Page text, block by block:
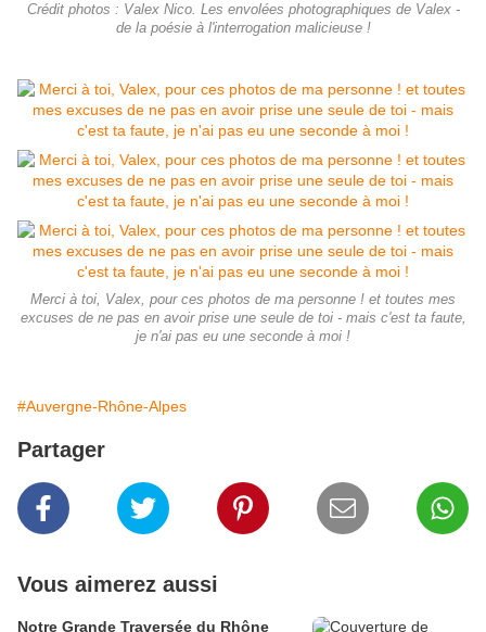
Crédit photos : Valex Nico. Les envolées photographiques de Valex -
de la poésie à l'interrogation malicieuse !
Merci à toi, Valex, pour ces photos de ma personne ! et toutes mes
excuses de ne pas en avoir prise une seule de toi - mais c'est ta faute,
je n'ai pas eu une seconde à moi !
#Auvergne-Rhône-Alpes
Partager
Vous aimerez aussi
Notre Grande Traversée du Rhône